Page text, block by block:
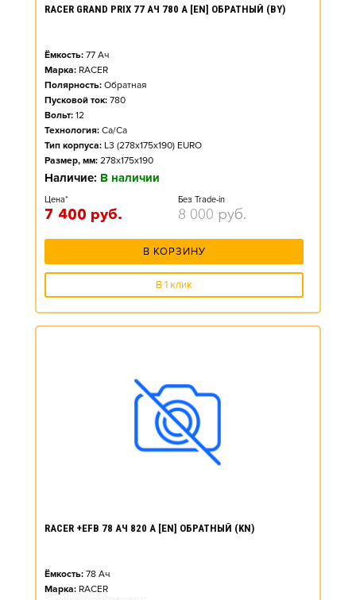
RACER GRAND PRIX 77 АЧ 780 А [EN] ОБРАТНЫЙ (BY)
Ёмкость: 77 Ач
Марка: RACER
Полярность: Обратная
Пусковой ток: 780
Вольт: 12
Технология: Ca/Ca
Тип корпуса: L3 (278x175x190) EURO
Размер, мм: 278x175x190
Наличие: В наличии
Цена*
7 400 руб.
Без Trade-in
8 000 руб.
В КОРЗИНУ
В 1 клик
RACER +EFB 78 АЧ 820 А [EN] ОБРАТНЫЙ (KN)
Ёмкость: 78 Ач
Марка: RACER